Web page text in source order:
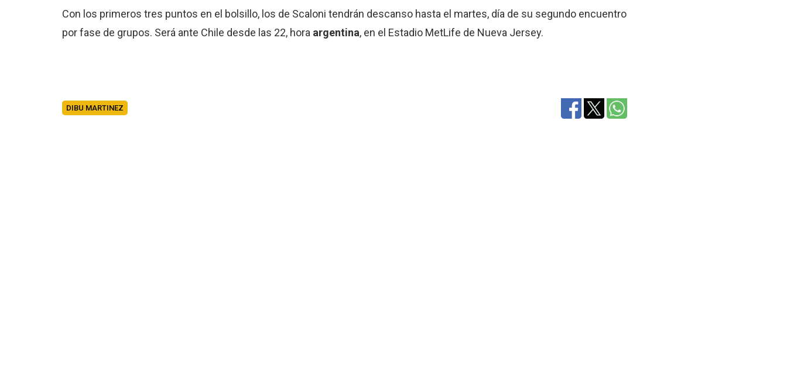
Con los primeros tres puntos en el bolsillo, los de Scaloni tendrán descanso hasta el martes, día de su segundo encuentro
por fase de grupos. Será ante Chile desde las 22, hora argentina, en el Estadio MetLife de Nueva Jersey.
DIBU MARTINEZ